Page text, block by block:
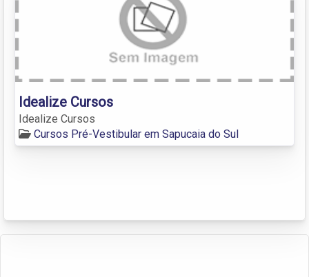
Idealize Cursos
Idealize Cursos
Cursos Pré-Vestibular em Sapucaia do Sul